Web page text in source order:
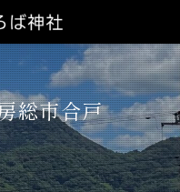
総市合戸